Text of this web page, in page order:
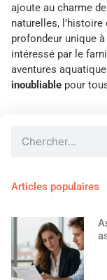
ajoute au charme
naturelles,
profondeur unique à
intéressé par le
aventures
inoubliable pour
Articles populaires